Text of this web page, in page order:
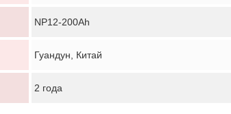
тебе перезвоним!
NP12-200Ah
Гуандун, Китай
2 года